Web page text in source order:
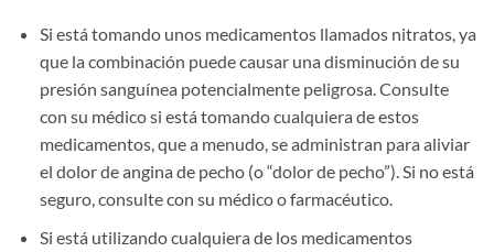
Si está tomando unos medicamentos llamados nitratos, ya
que la combinación puede causar una disminución de su
presión sanguínea potencialmente peligrosa. Consulte
con su médico si está tomando cualquiera de estos
medicamentos, que a menudo, se administran para aliviar
el dolor de angina de pecho (o “dolor de pecho”). Si no está
seguro, consulte con su médico o farmacéutico.
Si está utilizando cualquiera de los medicamentos